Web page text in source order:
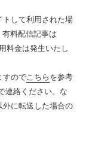
して利用された場
料配信記事は
料金は発生いたし
すのでこちらを参考
連絡ください。な
に転送した場合の